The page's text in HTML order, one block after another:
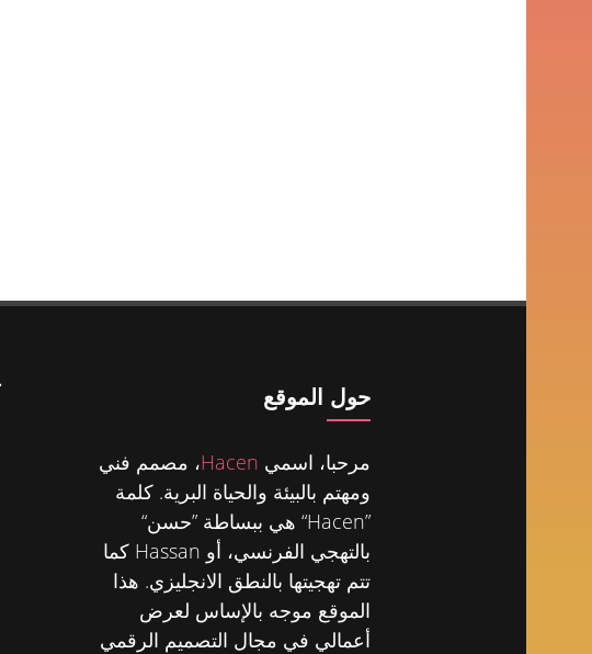
حول الموقع
مرحبا، اسمي Hacen، مصمم فني
ومهتم بالبيئة والحياة البرية. كلمة
”Hacen“ هي ببساطة ”حسن“
بالتهجي الفرنسي، أو Hassan كما
تتم تهجيتها بالنطق الانجليزي. هذا
الموقع موجه بالإساس لعرض
أعمالي في مجال التصميم الرقمي